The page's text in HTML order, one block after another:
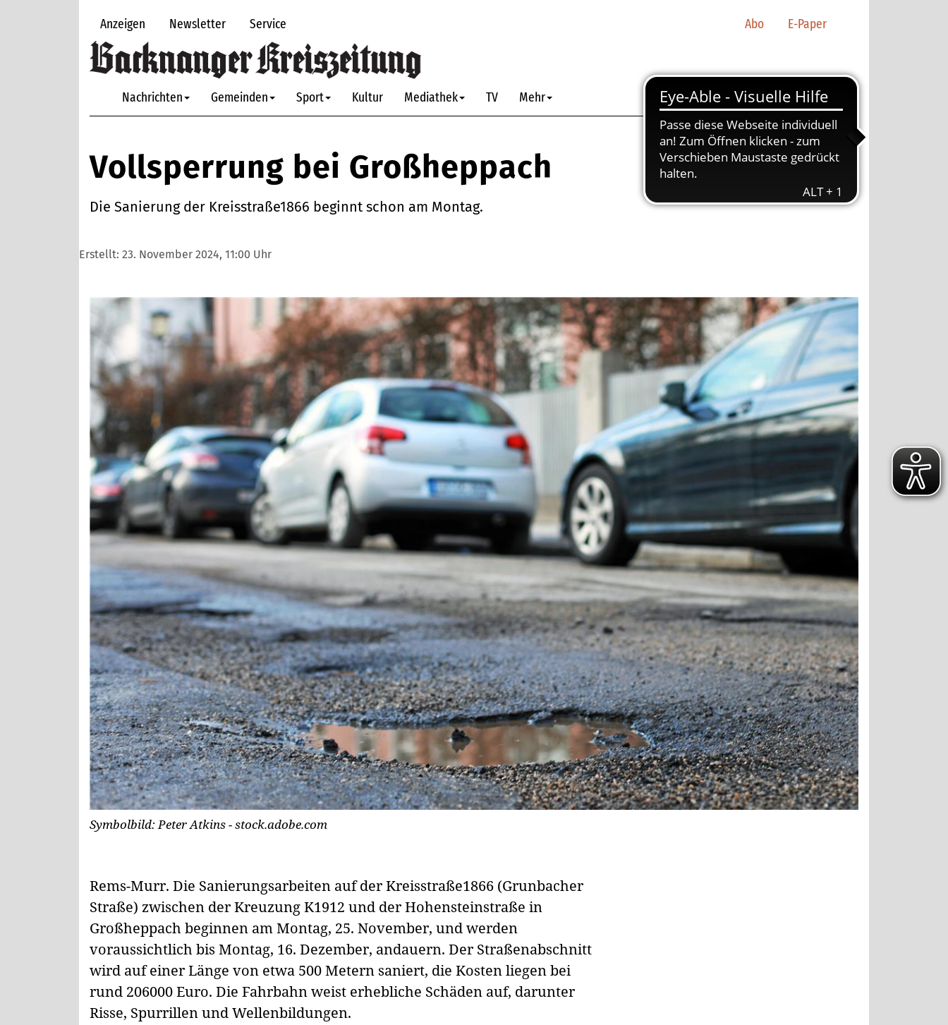
Anzeigen Newsletter Service Abo E-Paper
Nachrichten Gemeinden Sport Kultur Mediathek TV Mehr
Vollsperrung bei Großheppach
Die Sanierung der Kreisstraße1866 beginnt schon am Montag.
Erstellt: 23. November 2024, 11:00 Uhr
Symbolbild: Peter Atkins - stock.adobe.com
Rems-Murr. Die Sanierungsarbeiten auf der Kreisstraße1866 (Grunbacher
Straße) zwischen der Kreuzung K1912 und der Hohensteinstraße in
Großheppach beginnen am Montag, 25. November, und werden
voraussichtlich bis Montag, 16. Dezember, andauern. Der Straßenabschnitt
wird auf einer Länge von etwa 500 Metern saniert, die Kosten liegen bei
rund 206000 Euro. Die Fahrbahn weist erhebliche Schäden auf, darunter
Risse, Spurrillen und Wellenbildungen.